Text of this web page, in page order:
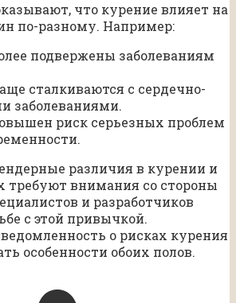
что курение влияет на
по-разному. Например:
подвержены заболеваниям
сталкиваются с сердечно-
заболеваниями.
риск серьезных проблем
различия в курении и
требуют внимания со стороны
и разработчиков
с этой привычкой.
о рисках курения
особенности обоих полов.